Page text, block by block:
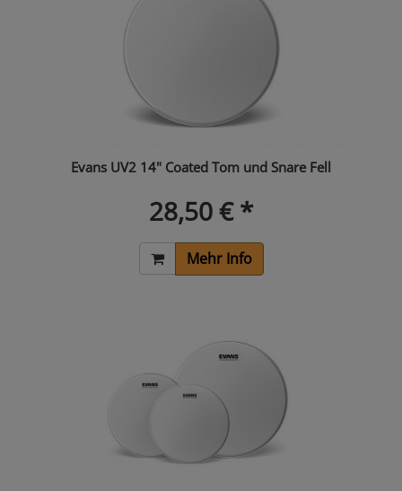
Evans UV2 14" Coated Tom und Snare Fell
28,50 € *
Mehr Info